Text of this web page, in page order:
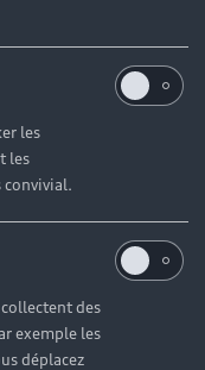
les
les
des
exemple les
déplacez